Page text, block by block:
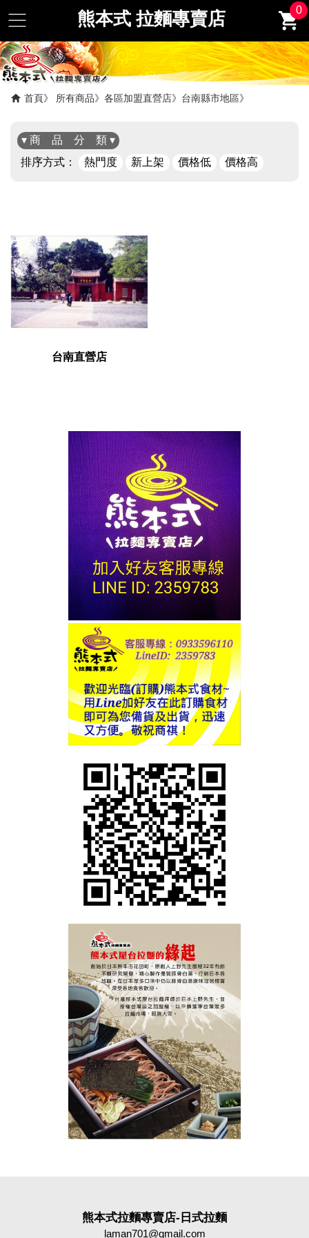
熊本式 拉麵專賣店 0
首頁 所有商品 各區加盟直營店 台南縣市地區
▾ 商 品 分 類 ▾
排序方式：
熱門度 新上架 價格低 價格高
台南直營店
熊本式拉麵專賣店-日式拉麵
laman701@gmail.com